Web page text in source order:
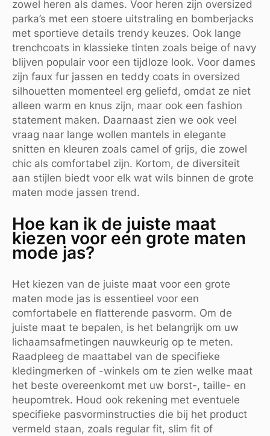
zowel heren als dames. Voor heren zijn oversized
parka’s met een stoere uitstraling en bomberjacks
met sportieve details trendy keuzes. Ook lange
trenchcoats in klassieke tinten zoals beige of navy
blijven populair voor een tijdloze look. Voor dames
zijn faux fur jassen en teddy coats in oversized
silhouetten momenteel erg geliefd, omdat ze niet
alleen warm en knus zijn, maar ook een fashion
statement maken. Daarnaast zien we ook veel
vraag naar lange wollen mantels in elegante
snitten en kleuren zoals camel of grijs, die zowel
chic als comfortabel zijn. Kortom, de diversiteit
aan stijlen biedt voor elk wat wils binnen de grote
maten mode jassen trend.
Hoe kan ik de juiste maat
kiezen voor een grote maten
mode jas?
Het kiezen van de juiste maat voor een grote
maten mode jas is essentieel voor een
comfortabele en flatterende pasvorm. Om de
juiste maat te bepalen, is het belangrijk om uw
lichaamsafmetingen nauwkeurig op te meten.
Raadpleeg de maattabel van de specifieke
kledingmerken of -winkels om te zien welke maat
het beste overeenkomt met uw borst-, taille- en
heupomtrek. Houd ook rekening met eventuele
specifieke pasvorminstructies die bij het product
vermeld staan, zoals regular fit, slim fit of